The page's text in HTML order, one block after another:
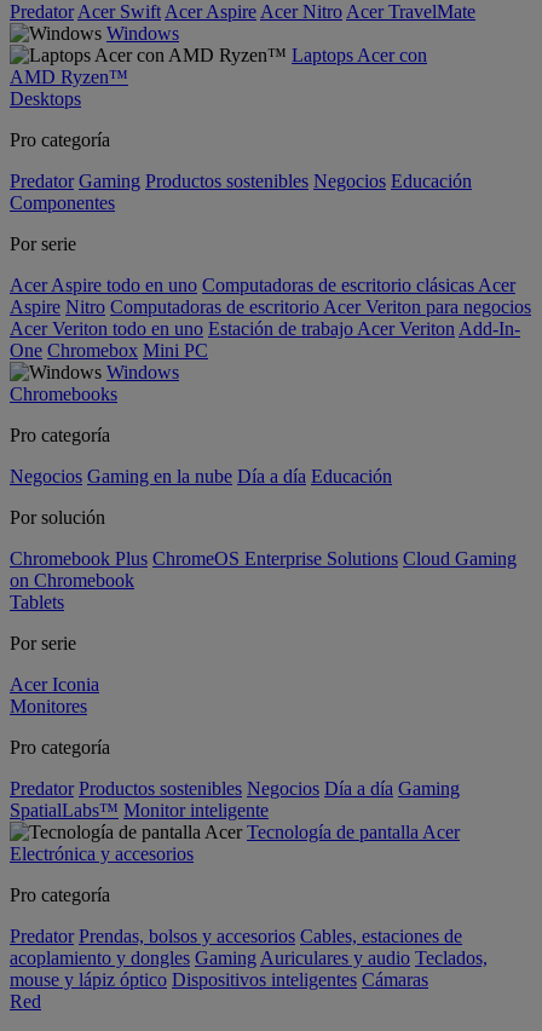
Predator Acer Swift Acer Aspire Acer Nitro Acer TravelMate
Windows
Laptops Acer con
AMD Ryzen™
Desktops
Pro categoría
Predator Gaming Productos sostenibles Negocios Educación
Componentes
Por serie
Acer Aspire todo en uno Computadoras de escritorio clásicas Acer
Aspire Nitro Computadoras de escritorio Acer Veriton para negocios
Acer Veriton todo en uno Estación de trabajo Acer Veriton Add-In-
One Chromebox Mini PC
Windows
Chromebooks
Pro categoría
Negocios Gaming en la nube Día a día Educación
Por solución
Chromebook Plus ChromeOS Enterprise Solutions Cloud Gaming
on Chromebook
Tablets
Por serie
Acer Iconia
Monitores
Pro categoría
Predator Productos sostenibles Negocios Día a día Gaming
SpatialLabs™ Monitor inteligente
Tecnología de pantalla Acer
Electrónica y accesorios
Pro categoría
Predator Prendas, bolsos y accesorios Cables, estaciones de
acoplamiento y dongles Gaming Auriculares y audio Teclados,
mouse y lápiz óptico Dispositivos inteligentes Cámaras
Red